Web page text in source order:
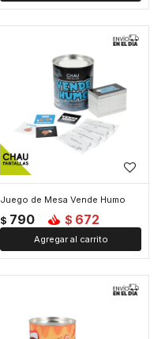
Juego de Mesa Vende Humo
$ 790 $ 672